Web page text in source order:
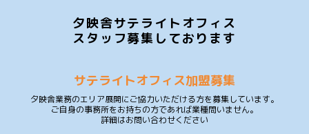
夕映舎サテライトオフィス
スタッフ募集しております
サテライトオフィス加盟募集
夕映舎業務のエリア展開にご協力いただける方を募集しています。
ご自身の事務所をお持ちの方であれば業種問いません。
詳細はお問い合わせください